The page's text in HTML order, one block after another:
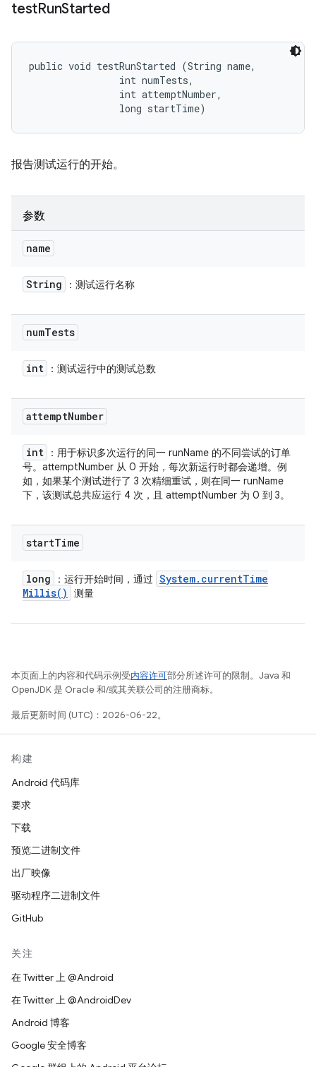
testRunStarted
public void testRunStarted (String name,
                int numTests,
                int attemptNumber,
                long startTime)
报告测试运行的开始。
参数
name
String ：测试运行名称
numTests
int ：测试运行中的测试总数
attemptNumber
int
：用于标识多次运行的同一 runName 的不同尝试的订单
号。attemptNumber 从 0 开始，每次新运行时都会递增。例
如，如果某个测试进行了 3 次精细重试，则在同一 runName
下，该测试总共应运行 4 次，且 attemptNumber 为 0 到 3。
startTime
long ：运行开始时间，通过 System. currentTime
Millis( ) 测量
本页面上的内容和代码示例受内容许可部分所述许可的限制。Java 和
OpenJDK 是 Oracle 和/或其关联公司的注册商标。
最后更新时间 (UTC)：2026-06-22。
构建
Android 代码库
要求
下载
预览二进制文件
出厂映像
驱动程序二进制文件
GitHub
关注
在 Twitter 上 @Android
在 Twitter 上 @AndroidDev
Android 博客
Google 安全博客